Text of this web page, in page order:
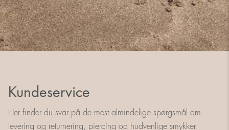
Kundeservice
Her finder du svar på de mest almindelige spørgsmål om
levering og returnering, piercing og hudvenlige smykker.